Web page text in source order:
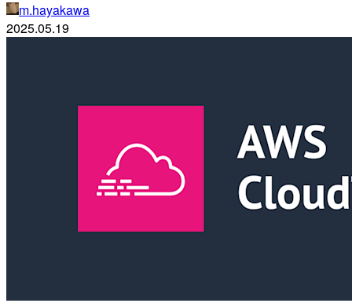
m.hayakawa
2025.05.19